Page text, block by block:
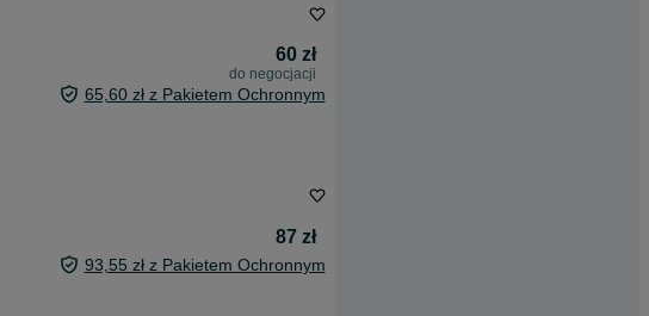
60 zł
do negocjacji
65,60 zł z Pakietem Ochronnym
87 zł
93,55 zł z Pakietem Ochronnym